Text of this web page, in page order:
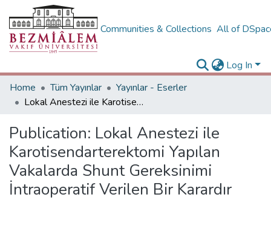
Communities & Collections All of
Log In
Home
Tüm Yayınlar
Yayınlar - Eserler
Lokal Anestezi ile Karotisendarterektomi Yapılan Vakalarda Shunt Gereksinimi İntraoperatif Verilen Bir Karardır
Publication: Lokal Anestezi ile
Karotisendarterektomi Yapılan
Vakalarda Shunt Gereksinimi
İntraoperatif Verilen Bir Karardır